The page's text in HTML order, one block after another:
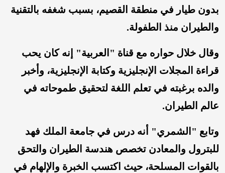
بدون طيار في منطقة القصيم، بسبب شغفه بالتقنية
والطيران منذ الطفولة.
وقال خلال حواره مع قناة "العربية" إنه كان يحب
قراءة المجلات الإنجليزية وكتابة الإنجليزية، وأخبر
والده برغبته في تعلم اللغة لتحقيق طموحاته في
عالم الطيران.
وتابع "الشمري" أنه درس في جامعة الملك فهد
للبترول والمعادن تخصص هندسة الطيران والتحق
بالقوات المسلحة، حيث اكتسب الخبرة والإلهام في